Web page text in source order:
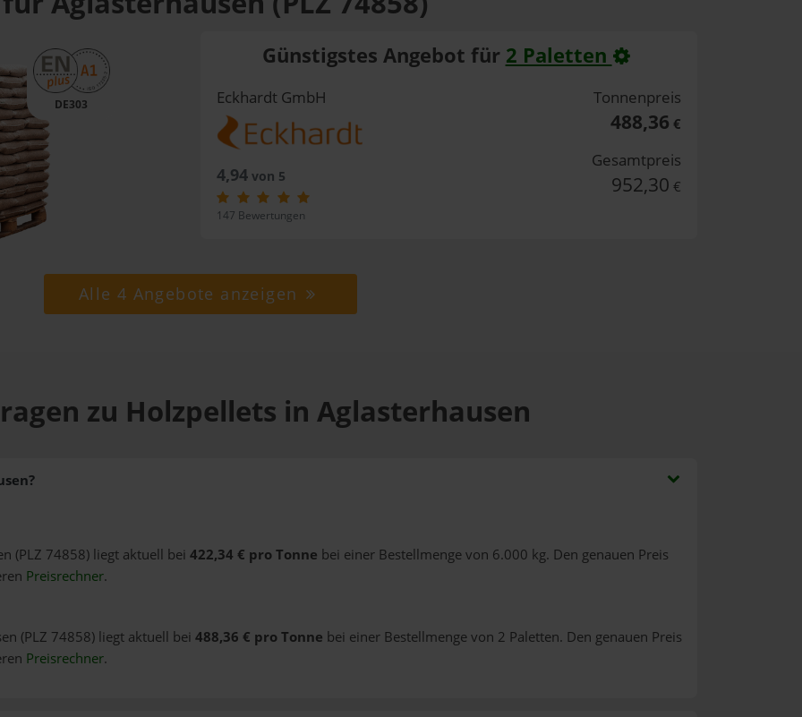
DE303
Günstigstes Angebot für 2 Paletten
Eckhardt GmbH
4,94von 5
147 Bewertungen
Tonnenpreis
488,36 €
Gesamtpreis
952,30 €
Alle 4 Angebote anzeigen
zu Holzpellets in Aglasterhausen
(PLZ 74858) liegt aktuell bei 422,34 € pro Tonne bei einer Bestellmenge von 6.000 kg. Den genauen Preis
Preisrechner.
(PLZ 74858) liegt aktuell bei 488,36 € pro Tonne bei einer Bestellmenge von 2 Paletten. Den genauen Preis
Preisrechner.